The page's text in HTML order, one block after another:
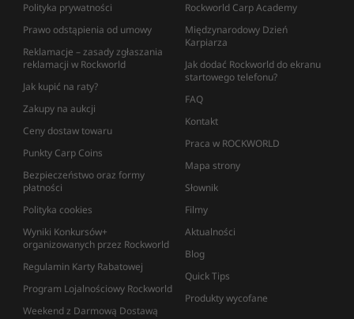
Polityka prywatności
Prawo odstąpienia od umowy
Reklamacje – zasady zgłaszania
reklamacji w Rockworld
Jak kupić na raty?
Zakupy na aukcji
Ceny dostaw towaru
Punkty Carp Coins
Bezpieczeństwo oraz formy
płatności
Polityka cookies
Wyniki Konkursów+
organizowanych przez Rockworld
Regulamin Karty Rabatowej
Program Lojalnościowy Rockworld
Weekend z Darmową Dostawą
Rockworld Carp Academy
Międzynarodowy Dzień
Karpiarza
Jak dodać Rockworld do ekranu
startowego telefonu?
FAQ
Kontakt
Praca w ROCKWORLD
Mapa strony
Słownik
Filmy
Aktualności
Blog
Quick Tips
Produkty wycofane